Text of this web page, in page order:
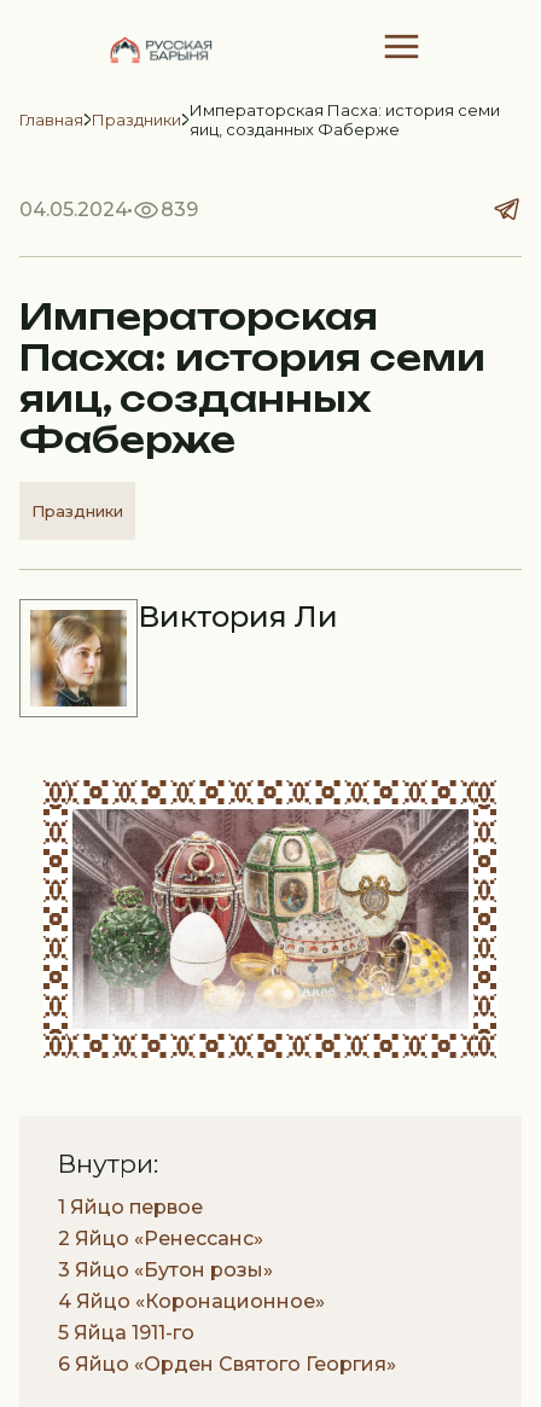
Главная Праздники Императорская Пасха: история семи
яиц, созданных Фаберже
04.05.2024 839
Императорская
Пасха: история семи
яиц, созданных
Фаберже
Праздники
Виктория Ли
Внутри:
1 Яйцо первое
2 Яйцо «Ренессанс»
3 Яйцо «Бутон розы»
4 Яйцо «Коронационное»
5 Яйца 1911-го
6 Яйцо «Орден Святого Георгия»